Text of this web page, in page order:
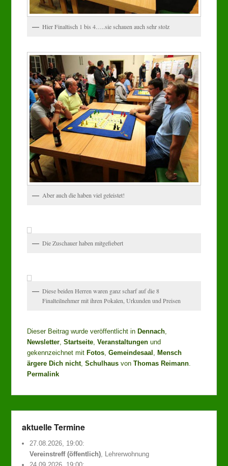
Hier Finaltisch 1 bis 4…..sie schauen auch sehr stolz
Aber auch die haben viel geleistet!
Die Zuschauer haben mitgefiebert
Diese beiden Herren waren ganz scharf auf die 8
Finalteilnehmer mit ihren Pokalen, Urkunden und Preisen
Dieser Beitrag wurde veröffentlicht inDennach
Newsletter ,Startseite ,Veranstaltungen und
gekennzeichnet mitFotos ,Gemeindesaal ,Mensch
ärgere Dich nicht,Schulhaus vonThomas Reimann
Permalink
aktuelle Termine
27.08.2026, 19:00:
Vereinstreff (öffentlich) , Lehrerwohnung